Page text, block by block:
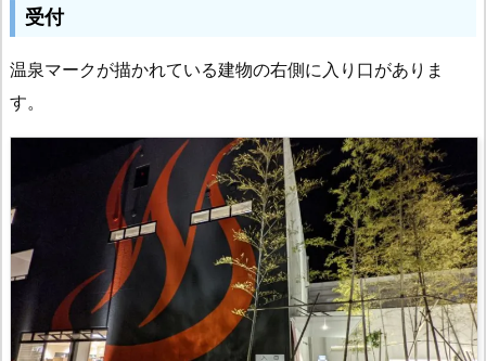
受付
温泉マークが描かれている建物の右側に入り口がありま
す。